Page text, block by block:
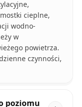
cieplne,
wodno-
w
powietrza.
czynności,
poziomu